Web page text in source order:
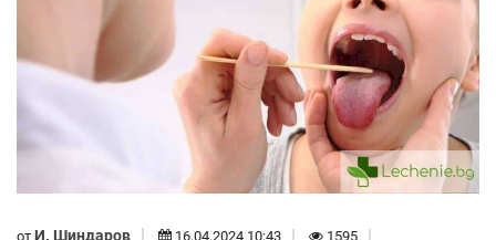
от И. Шиндаров 16.04.2024 10:43 1595